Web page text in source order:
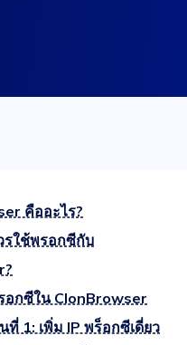
คืออะไร?
ใช้พรอกซีกับ
อกซีใน ClonBrowser
ที่ 1: เพิ่ม IP พร็อกซีเดี่ยว